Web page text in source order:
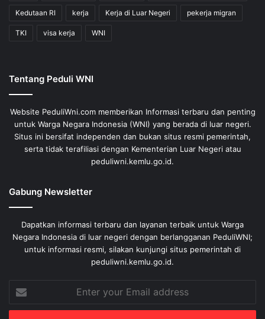
Kedutaan RI kerja Kerja di Luar Negeri pekerja migran
TKI visa kerja WNI
Tentang Peduli WNI
Website PeduliWni.com memberikan Informasi terbaru dan penting
untuk Warga Negara Indonesia (WNI) yang berada di luar negeri.
Situs ini bersifat independen dan bukan situs resmi pemerintah,
serta tidak terafiliasi dengan Kementerian Luar Negeri atau
peduliwni.kemlu.go.id.
Gabung Newsletter
Dapatkan informasi terbaru dan layanan terbaik untuk Warga
Negara Indonesia di luar negeri dengan berlangganan PeduliWNI;
untuk informasi resmi, silakan kunjungi situs pemerintah di
peduliwni.kemlu.go.id.
your
Email